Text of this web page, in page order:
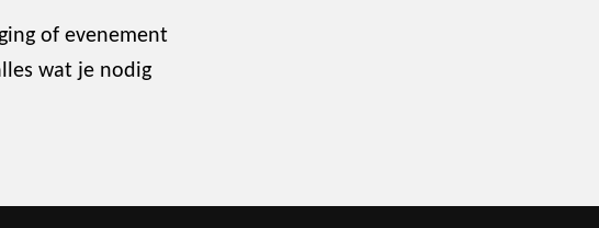
of evenement
wat je nodig